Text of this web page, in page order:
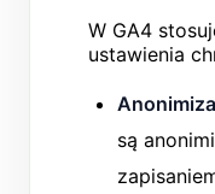
W GA4
ustawienia
są